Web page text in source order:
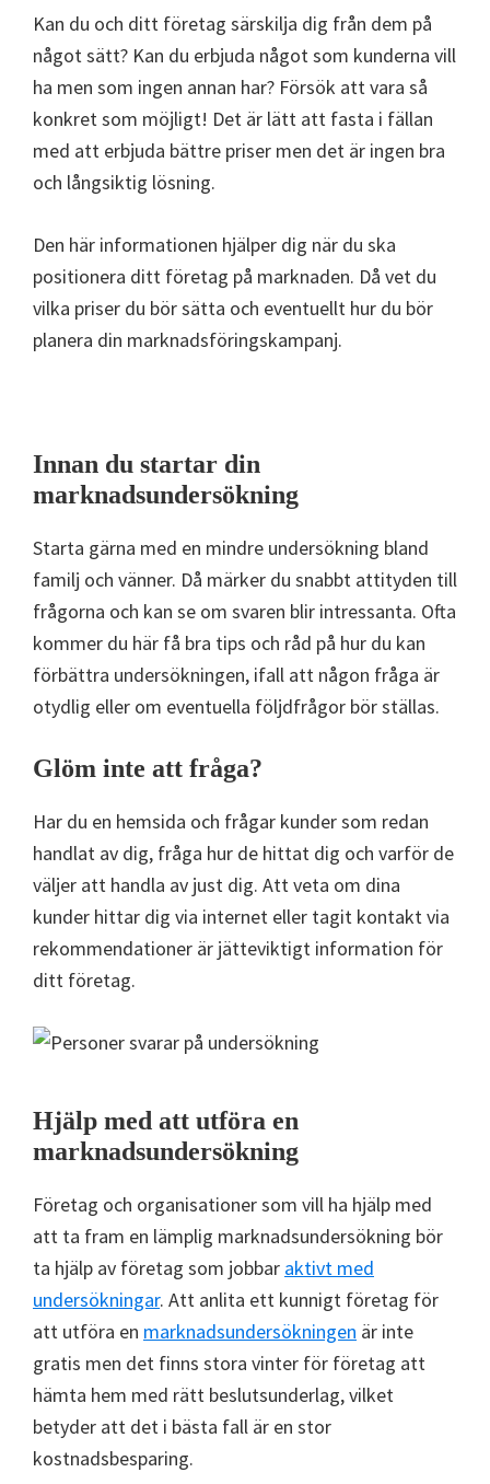
Kan du och ditt företag särskilja dig från dem på
något sätt? Kan du erbjuda något som kunderna vill
ha men som ingen annan har? Försök att vara så
konkret som möjligt! Det är lätt att fasta i fällan
med att erbjuda bättre priser men det är ingen bra
och långsiktig lösning.
Den här informationen hjälper dig när du ska
positionera ditt företag på marknaden. Då vet du
vilka priser du bör sätta och eventuellt hur du bör
planera din marknadsföringskampanj.
Innan du startar din
marknadsundersökning
Starta gärna med en mindre undersökning bland
familj och vänner. Då märker du snabbt attityden till
frågorna och kan se om svaren blir intressanta. Ofta
kommer du här få bra tips och råd på hur du kan
förbättra undersökningen, ifall att någon fråga är
otydlig eller om eventuella följdfrågor bör ställas.
Glöm inte att fråga?
Har du en hemsida och frågar kunder som redan
handlat av dig, fråga hur de hittat dig och varför de
väljer att handla av just dig. Att veta om dina
kunder hittar dig via internet eller tagit kontakt via
rekommendationer är jätteviktigt information för
ditt företag.
Hjälp med att utföra en
marknadsundersökning
Företag och organisationer som vill ha hjälp med
att ta fram en lämplig marknadsundersökning bör
ta hjälp av företag som jobbar aktivt med
undersökningar. Att anlita ett kunnigt företag för
att utföra en marknadsundersökningen är inte
gratis men det finns stora vinter för företag att
hämta hem med rätt beslutsunderlag, vilket
betyder att det i bästa fall är en stor
kostnadsbesparing.